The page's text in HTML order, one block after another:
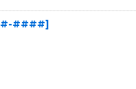
####]